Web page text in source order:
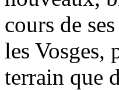
cours de
les Vosges,
terrain que